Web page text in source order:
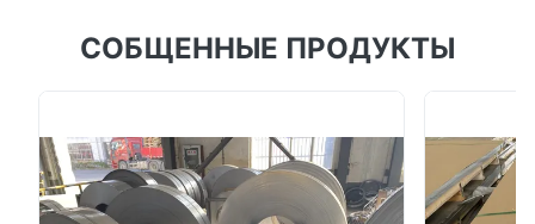
стальная плита и листОбзор продукцииНаши
соответствии с ASTM, AISI, JIS, DIN, GB, и EN
стандартов, предлагая отличную коррозионную
стойкость, прочность, долговечность,и
СОБЩЕННЫЕ ПРОДУКТЫ